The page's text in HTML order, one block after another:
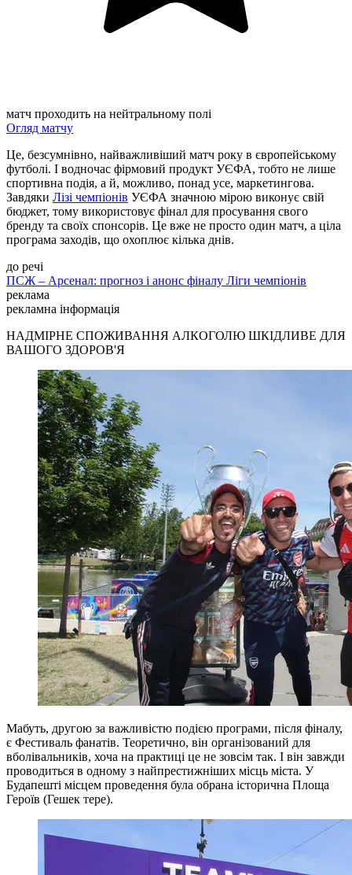
матч проходить на нейтральному полі
Огляд матчу
Це, безсумнівно, найважливіший матч року в європейському
футболі. І водночас фірмовий продукт УЄФА, тобто не лише
спортивна подія, а й, можливо, понад усе, маркетингова.
Завдяки Лізі чемпіонів УЄФА значною мірою виконує свій
бюджет, тому використовує фінал для просування свого
бренду та своїх спонсорів. Це вже не просто один матч, а ціла
програма заходів, що охоплює кілька днів.
до речі
ПСЖ – Арсенал: прогноз і анонс фіналу Ліги чемпіонів
реклама
рекламна інформація
НАДМІРНЕ СПОЖИВАННЯ АЛКОГОЛЮ ШКІДЛИВЕ ДЛЯ
ВАШОГО ЗДОРОВ'Я
Мабуть, другою за важливістю подією програми, після фіналу,
є Фестиваль фанатів. Теоретично, він організований для
вболівальників, хоча на практиці це не зовсім так. І він завжди
проводиться в одному з найпрестижніших місць міста. У
Будапешті місцем проведення була обрана історична Площа
Героїв (Гешек тере).